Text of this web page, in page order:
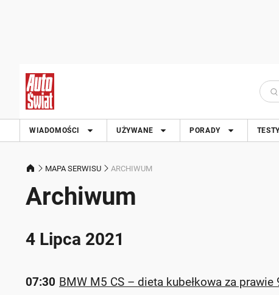
WIADOMOŚCI UŻYWANE PORADY
MAPA SERWISU ARCHIWUM
Archiwum
4 Lipca 2021
07:30 BMW M5 CS – dieta kubełkowa za prawie